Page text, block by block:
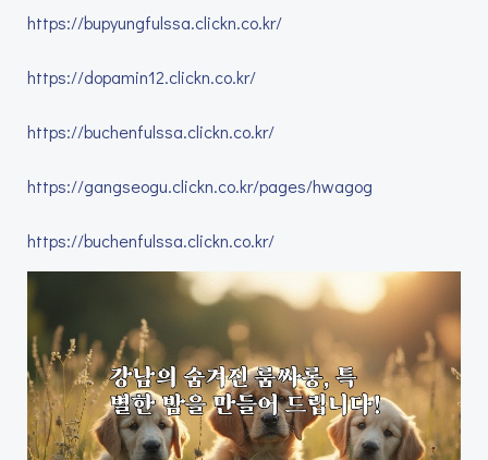
https://bupyungfulssa.clickn.co.kr/
https://dopamin12.clickn.co.kr/
https://buchenfulssa.clickn.co.kr/
https://gangseogu.clickn.co.kr/pages/hwagog
https://buchenfulssa.clickn.co.kr/